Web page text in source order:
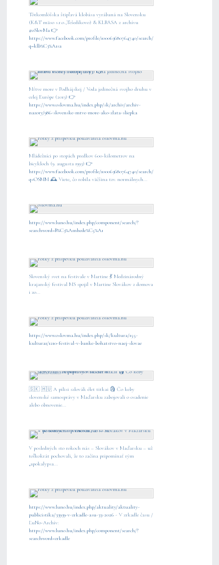
Tótkomlóšska štipľavá klobása vyrábaná na Slovensku
(K&T mäso s.r.o.,Tešedíkovo) & KLBÁSA z archívu
#oSlovMa 👉
https://www.facebook.com/profile/100063680764740/search/?
q=klb%C3%A1sa
Mŕtve more v Podhájskej / Voda jedinečná svojho druhu v
celej Európe (2013) 👉
https://www.oslovma.hu/index.php/sk/archiv/archiv-
nazory/986-slovenske-mtve-more-ako-zlata-sliepka
Mládežníci po stopách predkov 600-kilometrov na
bicykloch (9. augusta 1993) 👉
https://www.facebook.com/profile/100063680764740/search/?
q=OSMM 🕰️ Viete, čo robila väčšina tzv. normálnych...
https://www.luno.hu/index.php/component/search/?
searchword=B%C3%A1nhede%C5%A1
Slovenský svet na festivale v Martine 💃 Medzinárodný
krajanský festival MS spojil v Martine Slovákov z domova
i zo...
https://www.oslovma.hu/index.php/sk/kultura/155-
kultura1/1210-festival-v-banke-bohatstvo-naej-slovae
🇸🇰 🇭🇺 A pilisi szlovák élet titkai 🗿 Čo keby
slovenské samosprávy v Maďarsku zabojovali o osadenie
alebo obnovenie...
V posledných sto rokoch nás – Slovákov v Maďarsku – už
toľkokrát pochovali, že to začína pripomínať rým
„apokalypsa...
https://www.luno.hu/index.php/aktuality/aktuality-
publicistika/33939-v-zrkadle-asu-33-2026 - V zrkadle času /
ĽuNo-Archív:
https://www.luno.hu/index.php/component/search/?
searchword=zrkadle